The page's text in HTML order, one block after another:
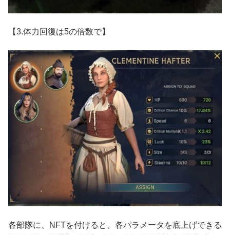
【3.体力回復は5の倍数で】
各部隊に、NFTを付けると、各パラメータを底上げできる